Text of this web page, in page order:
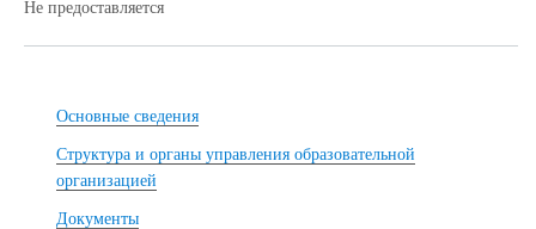
Не предоставляется
Основные сведения
Структура и органы управления образовательной
организацией
Документы